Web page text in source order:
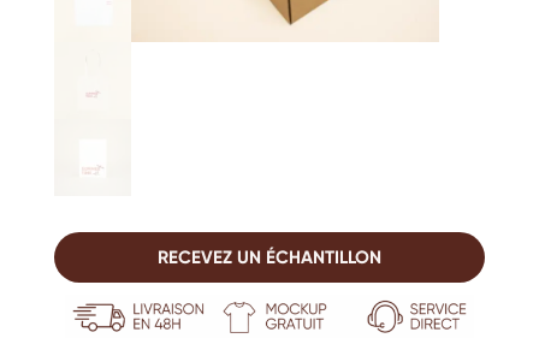
RECEVEZ UN ÉCHANTILLON